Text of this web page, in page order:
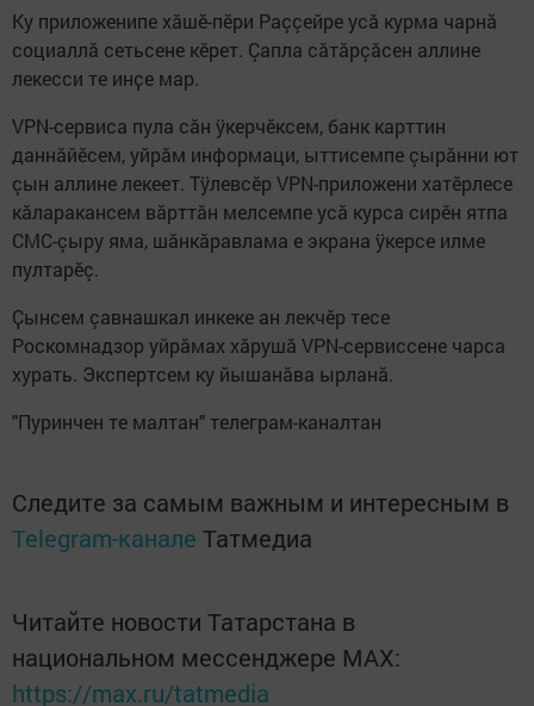
Ку приложенипе хăшĕ-пĕри Раççейре усă курма чарнă
социаллă сетьсене кĕрет. Çапла сăтăрçăсен аллине
лекесси те инҫе мар.
VPN-сервиса пула сăн ÿкерчĕксем, банк карттин
даннăйĕсем, уйрăм информаци, ыттисемпе çырăнни ют
çын аллине лекеет. Тÿлевсĕр VPN-приложени хатĕрлесе
кăларакансем вăрттăн мелсемпе усă курса сирĕн ятпа
СМС-çыру яма, шăнкăравлама е экрана ÿкерсе илме
пултарĕç.
Ҫынсем çавнашкал инкеке ан лекчĕр тесе
Роскомнадзор уйрăмах хăрушă VPN-сервиссене чарса
хурать. Экспертсем ку йышанăва ырланă.
"Пуринчен те малтан" телеграм-каналтан
Следите за самым важным и интересным в
Telegram-канале Татмедиа
Читайте новости Татарстана в
национальном мессенджере MАХ:
https://max.ru/tatmedia